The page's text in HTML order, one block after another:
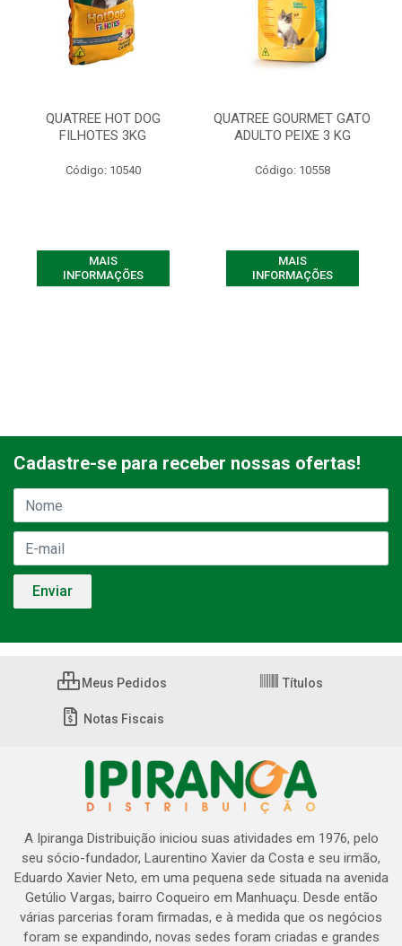
QUATREE HOT DOG
FILHOTES 3KG
Código: 10540
MAIS
INFORMAÇÕES
QUATREE GOURMET GATO
ADULTO PEIXE 3 KG
Código: 10558
MAIS
INFORMAÇÕES
Cadastre-se para receber nossas ofertas!
Meus Pedidos Títulos
Notas Fiscais
A Ipiranga Distribuição iniciou suas atividades em 1976, pelo
seu sócio-fundador, Laurentino Xavier da Costa e seu irmão,
Eduardo Xavier Neto, em uma pequena sede situada na avenida
Getúlio Vargas, bairro Coqueiro em Manhuaçu. Desde então
várias parcerias foram firmadas, e à medida que os negócios
foram se expandindo, novas sedes foram criadas e grandes